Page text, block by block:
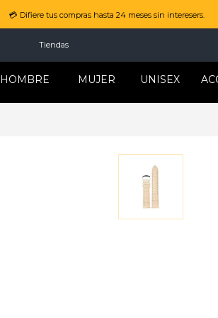
💳 Difiere tus compras hasta 24 meses sin interesers.
Tiendas
HOMBRE MUJER UNISEX